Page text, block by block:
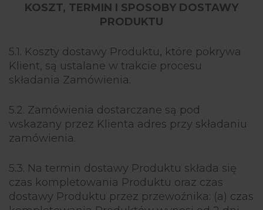
KOSZT, TERMIN I SPOSOBY DOSTAWY
PRODUKTU
5.1. Koszty dostawy Produktu, które pokrywa
Klient, są ustalane w trakcie procesu
składania Zamówienia.
5.2. Zamówienia dostarczane są pod
wskazany przez Klienta adres przy składaniu
zamówienia.
5.3. Na termin dostawy Produktu składa się
czas kompletowania Produktu oraz czas
dostawy Produktu przez przewoźnika: (a) czas